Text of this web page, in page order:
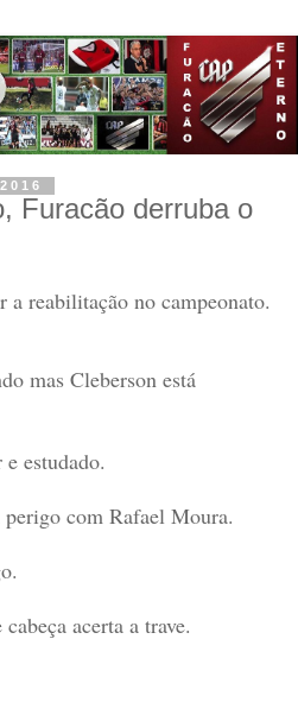
Furacão derruba o
a reabilitação no campeonato.
mas Cleberson está
estudado.
perigo com Rafael Moura.
acerta a trave.